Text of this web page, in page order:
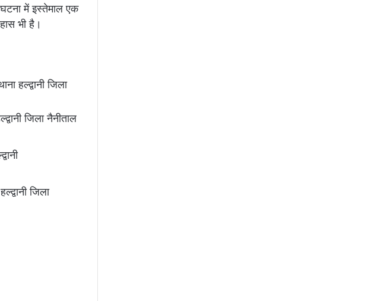
में इस्तेमाल एक
भी है।
हल्द्वानी जिला
जिला नैनीताल
जिला